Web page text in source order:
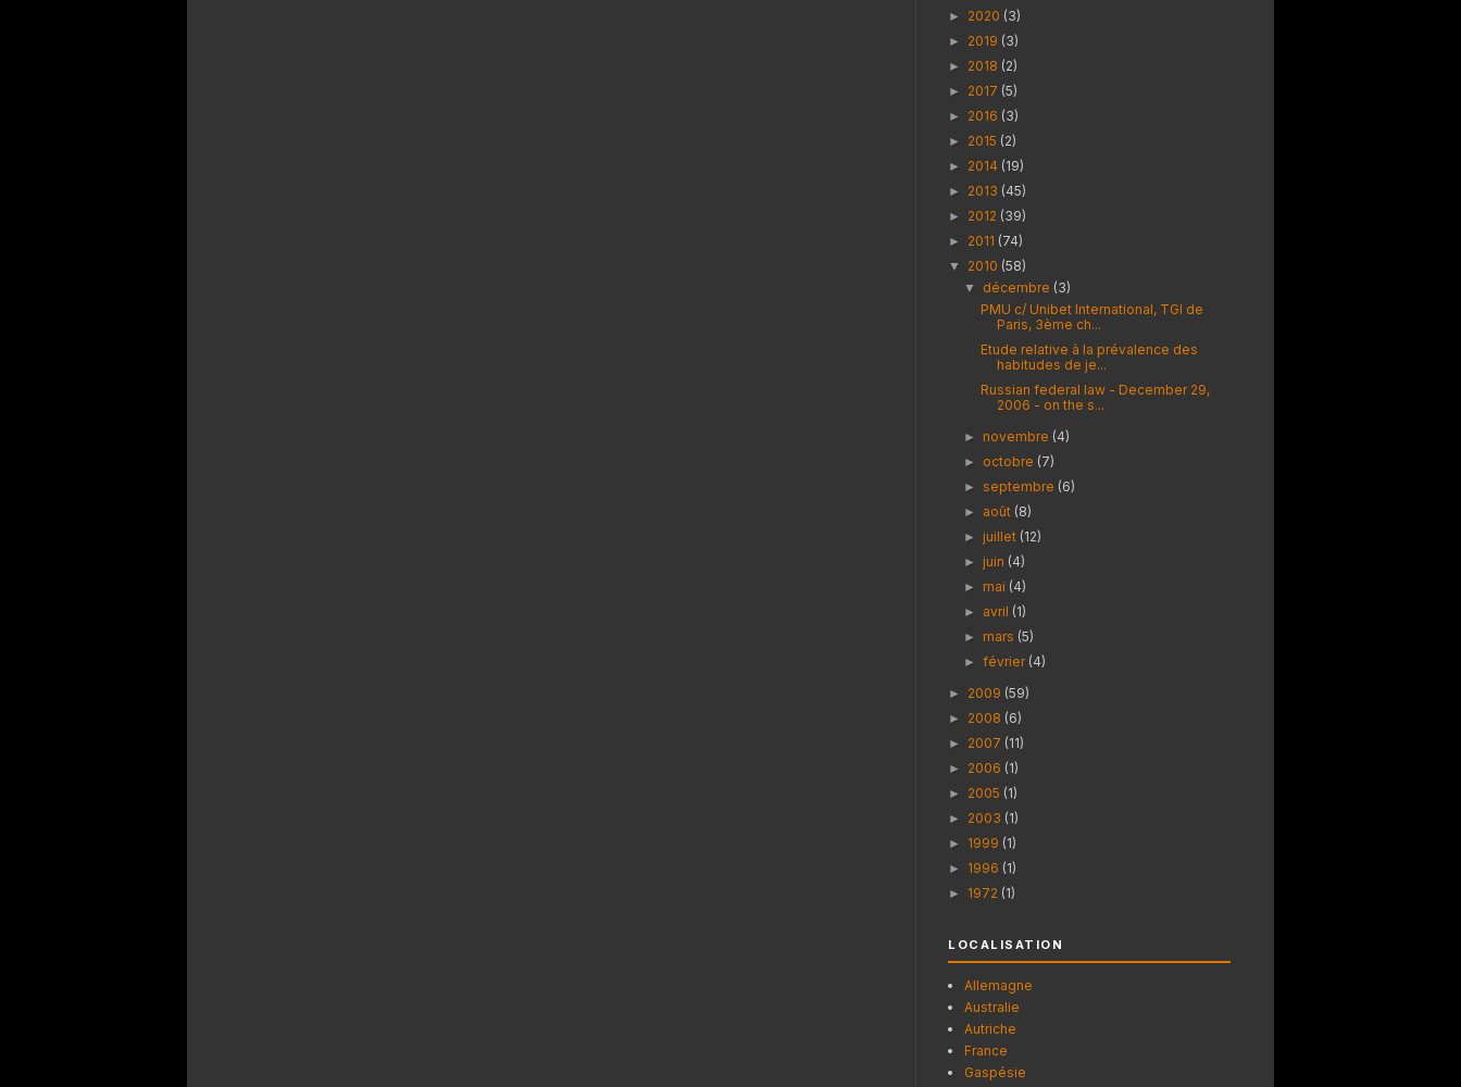
► 2020 (3)
► 2019 (3)
► 2018 (2)
► 2017 (5)
► 2016 (3)
► 2015 (2)
► 2014 (19)
► 2013 (45)
► 2012 (39)
► 2011 (74)
▼ 2010 (58)
▼ décembre (3)
PMU c/ Unibet International, TGI de
Paris, 3ème ch...
Etude relative à la prévalence des
habitudes de je...
Russian federal law - December 29,
2006 - on the s...
► novembre (4)
► octobre (7)
► septembre (6)
► août (8)
► juillet (12)
► juin (4)
► mai (4)
► avril (1)
► mars (5)
►février (4)
► 2009 (59)
► 2008 (6)
► 2007 (11)
► 2006 (1)
► 2005 (1)
► 2003 (1)
► 1999 (1)
► 1996 (1)
► 1972 (1)
LOCALISATION
Allemagne
Australie
Autriche
France
Gaspésie